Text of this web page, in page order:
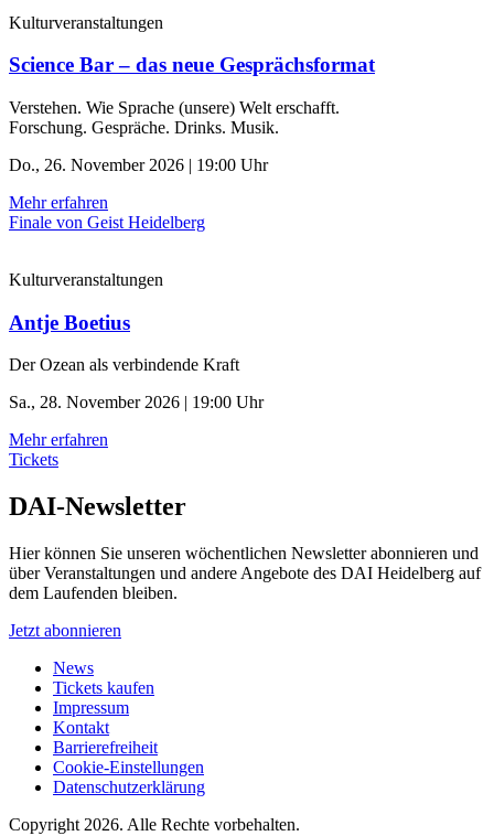
Kulturveranstaltungen
Science Bar – das neue Gesprächsformat
Verstehen. Wie Sprache (unsere) Welt erschafft.
Forschung. Gespräche. Drinks. Musik.
Do., 26. November 2026 | 19:00 Uhr
Mehr erfahren
Finale von Geist Heidelberg
Kulturveranstaltungen
Antje Boetius
Der Ozean als verbindende Kraft
Sa., 28. November 2026 | 19:00 Uhr
Mehr erfahren
Tickets
DAI-Newsletter
Hier können Sie unseren wöchentlichen Newsletter abonnieren und
über Veranstaltungen und andere Angebote des DAI Heidelberg auf
dem Laufenden bleiben.
Jetzt abonnieren
News
Tickets kaufen
Impressum
Kontakt
Barrierefreiheit
Cookie-Einstellungen
Datenschutzerklärung
Copyright 2026. Alle Rechte vorbehalten.